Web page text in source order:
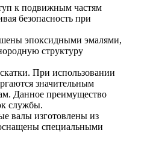
к подвижным частям
безопасность при
эпоксидными эмалями,
структуру
При использовании
значительным
Данное преимущество
службы.
валы изготовлены из
специальными